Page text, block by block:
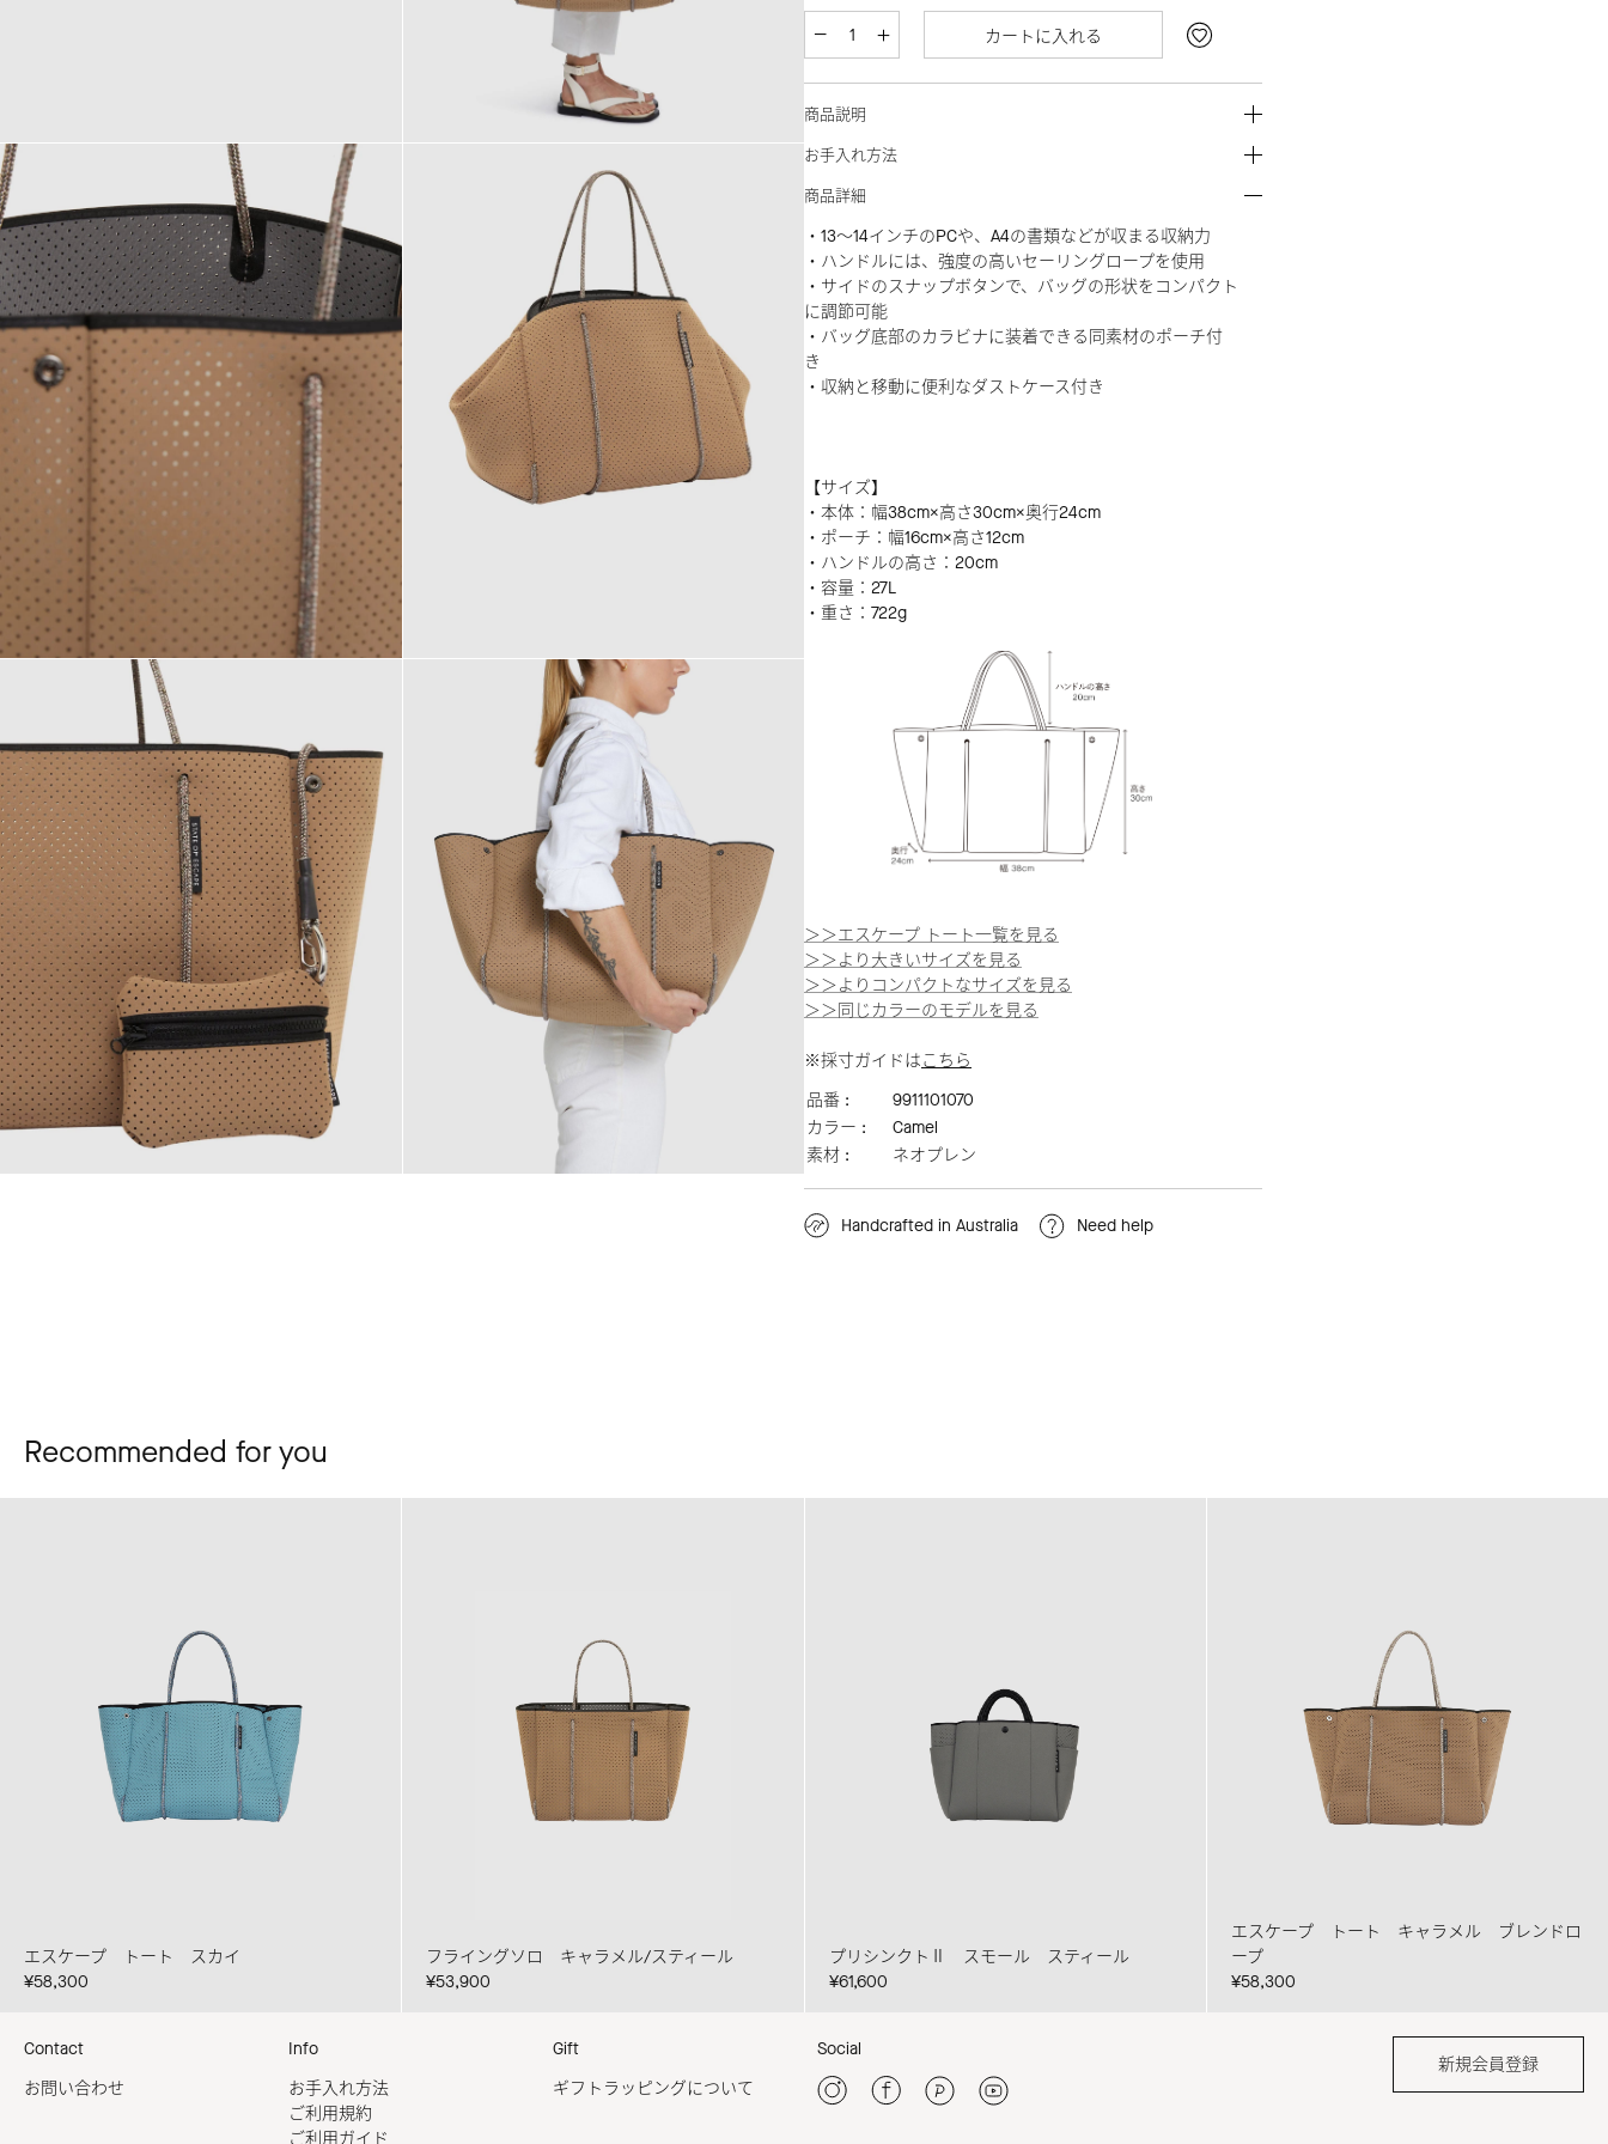
カートに入れる
商品説明
お手入れ方法
商品詳細
・13～14インチのPCや、A4の書類などが収まる収納力
・ハンドルには、強度の高いセーリングロープを使用
・サイドのスナップボタンで、バッグの形状をコンパクト
に調節可能
・バッグ底部のカラビナに装着できる同素材のポーチ付
き
・収納と移動に便利なダストケース付き
【サイズ】
・本体：幅38cm×高さ30cm×奥行24cm
・ポーチ：幅16cm×高さ12cm
・ハンドルの高さ：20cm
・容量：27L
・重さ：722g
＞＞エスケープ トート一覧を見る
＞＞より大きいサイズを見る
＞＞よりコンパクトなサイズを見る
＞＞同じカラーのモデルを見る
※採寸ガイドはこちら
品番 :
9911101070
カラー :
Camel
素材 :
ネオプレン
Handcrafted in Australia Need help
Recommended for you
エスケープ トート スカイ
¥58,300
フライングソロ キャラメル/スティール
¥53,900
プリシンクトⅡ スモール スティール
¥61,600
エスケープ トート キャラメル ブレンドロ
ープ
¥58,300
Contact
お問い合わせ
Info
お手入れ方法
ご利用規約
ご利用ガイド
Gift
ギフトラッピングについて
Social
新規会員登録